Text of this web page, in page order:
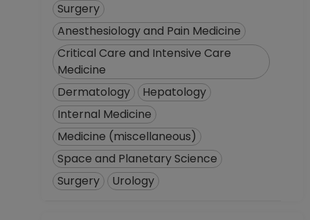
Surgery
Anesthesiology and Pain Medicine
Critical Care and Intensive Care
Medicine
Dermatology
Hepatology
Internal Medicine
Medicine (miscellaneous)
Space and Planetary Science
Surgery
Urology